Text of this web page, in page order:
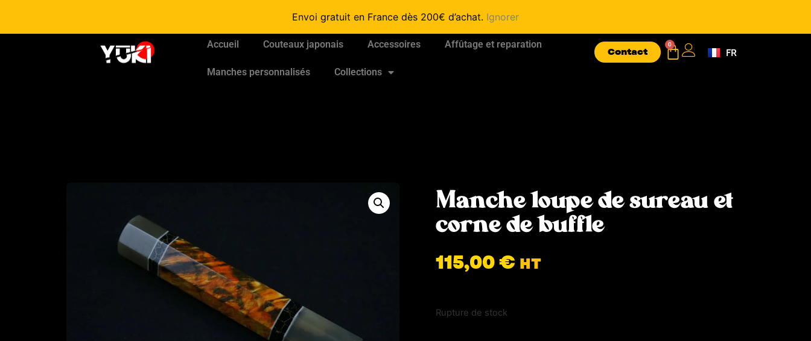
Envoi gratuit en France dès 200€ d’achat. Ignorer
Accueil Couteaux japonais Accessoires Affûtage et reparation
Manches personnalisés Collections
Contact
0
FR
EN
Manche loupe de sureau et
corne de buffle
115,00€ HT
Rupture de stock